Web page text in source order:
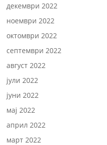
декември 2022
ноември 2022
октомври 2022
септември 2022
август 2022
јули 2022
јуни 2022
мај 2022
април 2022
март 2022